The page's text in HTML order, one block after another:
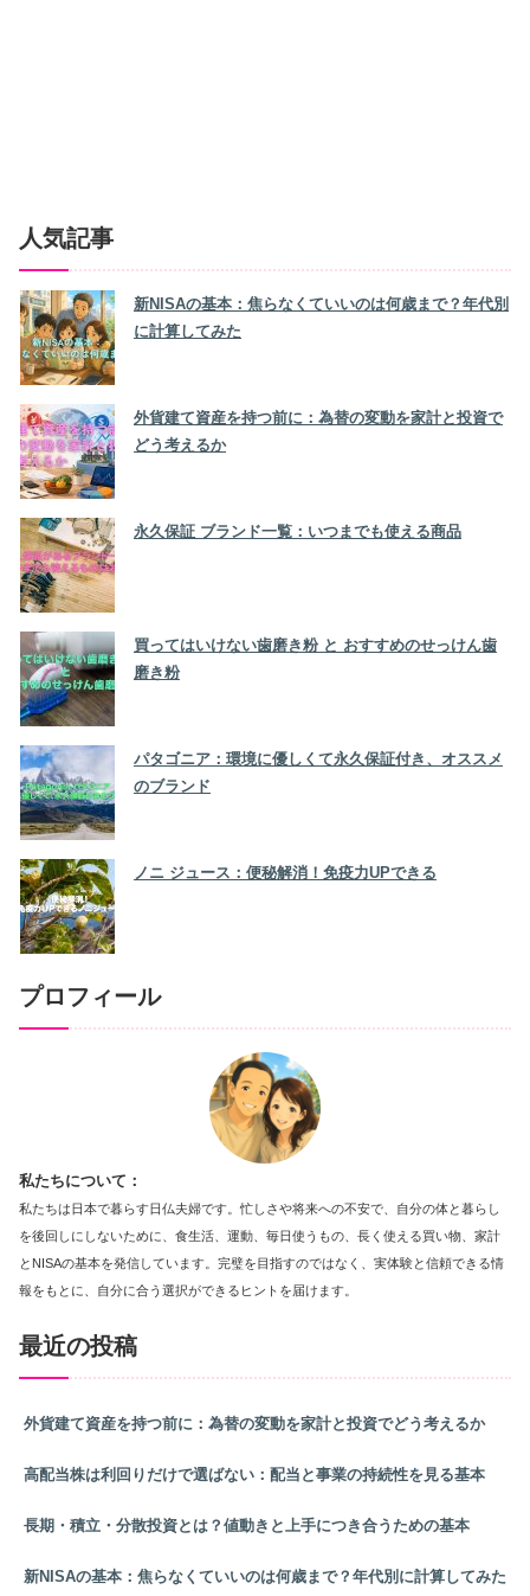
人気記事
新NISAの基本：焦らなくていいのは何歳まで？年代別
に計算してみた
外貨建て資産を持つ前に：為替の変動を家計と投資で
どう考えるか
永久保証 ブランド一覧：いつまでも使える商品
買ってはいけない歯磨き粉 と おすすめのせっけん歯
磨き粉
パタゴニア：環境に優しくて永久保証付き、オススメ
のブランド
ノニ ジュース：便秘解消！免疫力UPできる
プロフィール
私たちについて：
私たちは日本で暮らす日仏夫婦です。忙しさや将来への不安で、自分の体と暮らし
を後回しにしないために、食生活、運動、毎日使うもの、長く使える買い物、家計
とNISAの基本を発信しています。完璧を目指すのではなく、実体験と信頼できる情
報をもとに、自分に合う選択ができるヒントを届けます。
最近の投稿
外貨建て資産を持つ前に：為替の変動を家計と投資でどう考えるか
高配当株は利回りだけで選ばない：配当と事業の持続性を見る基本
長期・積立・分散投資とは？値動きと上手につき合うための基本
新NISAの基本：焦らなくていいのは何歳まで？年代別に計算してみた